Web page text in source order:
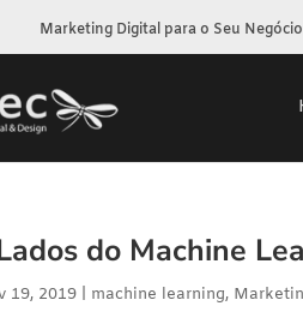
Marketing Digital para o Seu
do Machine
19, 2019 machine learning,